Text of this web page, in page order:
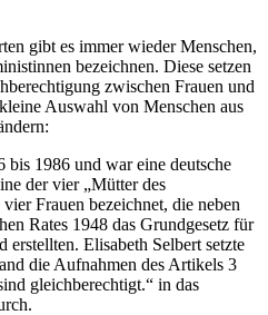
gibt es immer wieder Menschen,
bezeichnen. Diese setzen
zwischen Frauen und
Auswahl von Menschen aus
bis 1986 und war eine deutsche
der vier „Mütter des
Frauen bezeichnet, die neben
Rates 1948 das Grundgesetz für
Elisabeth Selbert setzte
die Aufnahmen des Artikels 3
gleichberechtigt.“ in das